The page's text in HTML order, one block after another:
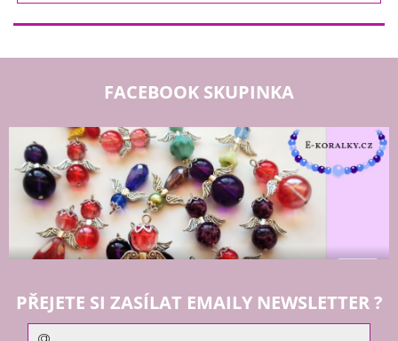
FACEBOOK SKUPINKA
PŘEJETE SI ZASÍLAT EMAILY NEWSLETTER ?